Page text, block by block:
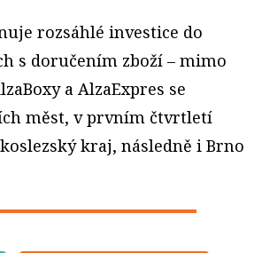
rozsáhlé investice do
s doručením zboží – mimo
a AlzaExpres se
měst, v prvním čtvrtletí
kraj, následně i Brno